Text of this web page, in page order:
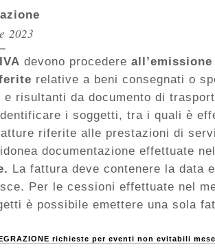
2023
devono procedere
relative a beni consegnati o
e risultanti da documento di
i soggetti, tra i quali è
riferite alle prestazioni di
documentazione effettuate
La fattura deve contenere la data
Per le cessioni effettuate nel
è possibile emettere una sola
richieste per eventi non evitabili